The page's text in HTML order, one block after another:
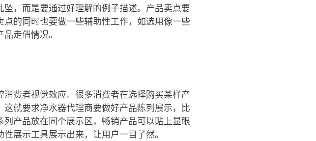
，而是要通过好理解的例子描述。产品卖点要
的同时也要做一些辅助性工作，如选用像一些
走俏情况。
费者视觉效应。很多消费者在选择购买某样产
就要求净水器代理商要做好产品陈列展示，比
产品放在同个展示区，畅销产品可以贴上显眼
展示工具展示出来，让用户一目了然。